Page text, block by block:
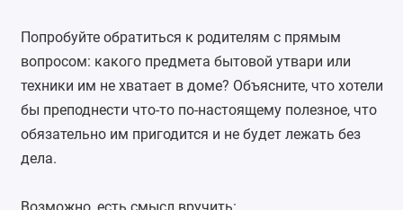
Попробуйте обратиться к родителям с прямым
вопросом: какого предмета бытовой утвари или
техники им не хватает в доме? Объясните, что хотели
бы преподнести что-то по-настоящему полезное, что
обязательно им пригодится и не будет лежать без
дела.